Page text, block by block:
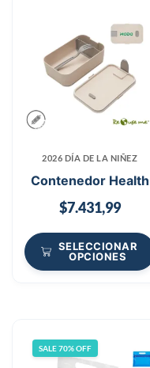
2026 DÍA DE LA NIÑEZ
Contenedor Health
$7.431,99
SELECCIONAR
OPCIONES
SALE 70% OFF